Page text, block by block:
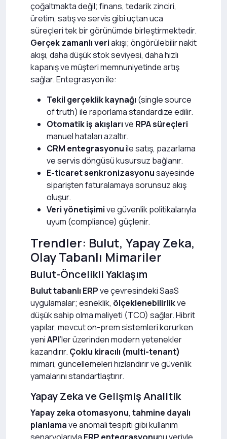
çoğaltmakta değil; finans, tedarik zinciri,
üretim, satış ve servis gibi uçtan uca
süreçleri tek bir görünümde birleştirmektedir.
Gerçek zamanlı veriakışı; öngörülebilir nakit
akışı, daha düşük stok seviyesi, daha hızlı
kapanış ve müşteri memnuniyetinde artış
sağlar. Entegrasyon ile:
Tekil gerçeklik kaynağı (single source
of truth) ile raporlama standardize edilir.
Otomatik iş akışlarıve RPA süreçleri
manuel hataları azaltır.
CRM entegrasyonuile satış, pazarlama
ve servis döngüsü kusursuz bağlanır.
E-ticaret senkronizasyonusayesinde
siparişten faturalamaya sorunsuz akış
oluşur.
Veri yönetişimive güvenlik politikalarıyla
uyum (compliance) güçlenir.
Trendler: Bulut, Yapay Zeka,
Olay Tabanlı Mimariler
Bulut-Öncelikli Yaklaşım
Bulut tabanlı ERPve çevresindeki SaaS
uygulamalar; esneklik, ölçeklenebilirlikve
düşük sahip olma maliyeti (TCO) sağlar. Hibrit
yapılar, mevcut on-prem sistemleri korurken
yeniAPI’ler üzerinden modern yetenekler
kazandırır. Çoklu kiracılı (multi-tenant)
mimari, güncellemeleri hızlandırır ve güvenlik
yamalarını standartlaştırır.
Yapay Zeka ve Gelişmiş Analitik
Yapay zeka otomasyonu, tahmine dayalı
planlamave anomali tespiti gibi kullanım